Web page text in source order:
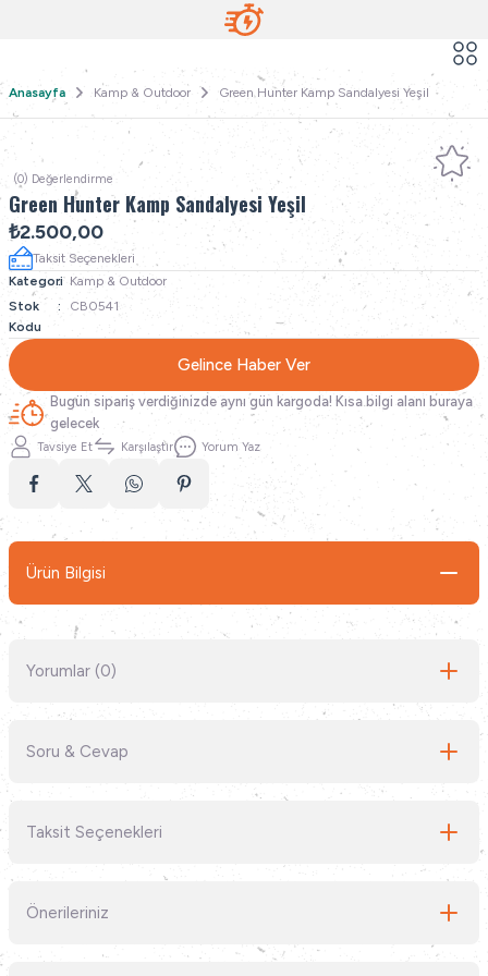
Anasayfa Kamp & Outdoor Green Hunter Kamp Sandalyesi Yeşil
(0) Değerlendirme
Green Hunter Kamp Sandalyesi Yeşil
₺2.500,00
Taksit Seçenekleri
Kategori Kamp & Outdoor
Stok
Kodu
CB0541
Gelince Haber Ver
Bugün sipariş verdiğinizde aynı gün kargoda! Kısa bilgi alanı buraya
gelecek
Tavsiye Et Karşılaştır Yorum Yaz
Ürün Bilgisi
Yorumlar (0)
Soru & Cevap
Taksit Seçenekleri
Önerileriniz